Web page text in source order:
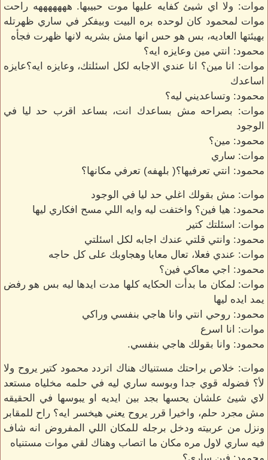
موات: ولا اي شيئ كفايه عليها موت حبيبها. هههههههه راحت
موات لمحمود كان لوحده بره البيت وبيفكر في ساري ظهرتله
بهيئتها العاديه، بس هو حس انها مش بشريه لانها ظهرت فجأه
محمود: انتي مين وعايزه ايه؟
موات: انا مين؟ انا عندي الاجابه لكل اسئلتك، وعايزه ايه؟عايزه
اساعدك
محمود: وتساعديني ليه؟
موات: بصراحه مش بساعدك انت، بساعد اقرب حد ليا في
الوجود
محمود: مين؟
موات: ساري
محمود: انتي تعرفيها؟( بلهفه) تعرفي مكانها؟
موات: مش بقولك اغلي حد ليا في الوجود
محمود: هيا فين؟ واختفت ليه وايه اللي مسح افكاري ليها
موات: اسئلتك كتير
محمود: وانتي قلتي عندك اجابه لكل اسئلتي
موات: عندي فعلا، تعال معايا وهجاوبك على كل حاجه
محمود: اجي معاكي فين؟
موات: لمكان ما بدأت الحكايه كلها مدت ايدها ليه بس هو رفض
يمد ايده ليها
محمود: روحي انتي وانا هاجي بنفسي وراكي
موات: انا اسرع
محمود: وانا بقولك هاجي بنفسي.
موات: خلاص براحتك مستنياك هناك اتردد محمود كتير يروح ولا
لأ؟ فضوله قوي جدا وبوسه ساري ليه في حلمه مخلياه مستعد
لاي شيئ علشان يحسها بجد بين ايديه او يبوسها في الحقيقه
مش مجرد حلم، واخيرا قرر يروح يعني هيخسر ايه؟ راح للمقابر
ونزل من عربيته ودخل برجله للمكان اللي المفروض انه شاف
فيه ساري لاول مره مكان ما اتصاب وهناك لقي موات مستنياه